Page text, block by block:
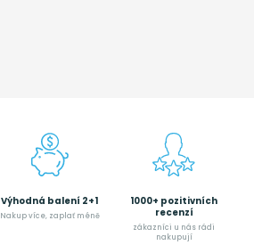
Výhodná balení 2+1
Nakup více, zaplať méně
1000+ pozitivních
recenzí
zákazníci u nás rádi
nakupují